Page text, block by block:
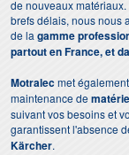
de nouveaux
brefs délais, nous nous
de la gamme
partout en France, et
Motralecmet
maintenance de
suivant vos besoins et
garantissent l'absence
Kärcher.